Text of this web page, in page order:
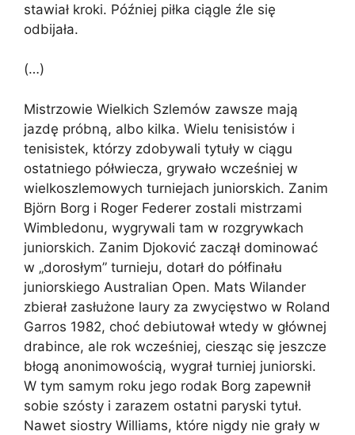
stawiał kroki. Później piłka ciągle źle się
odbijała.
(…)
Mistrzowie Wielkich Szlemów zawsze mają
jazdę próbną, albo kilka. Wielu tenisistów i
tenisistek, którzy zdobywali tytuły w ciągu
ostatniego półwiecza, grywało wcześniej w
wielkoszlemowych turniejach juniorskich. Zanim
Björn Borg i Roger Federer zostali mistrzami
Wimbledonu, wygrywali tam w rozgrywkach
juniorskich. Zanim Djoković zaczął dominować
w „dorosłym” turnieju, dotarł do półfinału
juniorskiego Australian Open. Mats Wilander
zbierał zasłużone laury za zwycięstwo w Roland
Garros 1982, choć debiutował wtedy w głównej
drabince, ale rok wcześniej, ciesząc się jeszcze
błogą anonimowością, wygrał turniej juniorski.
W tym samym roku jego rodak Borg zapewnił
sobie szósty i zarazem ostatni paryski tytuł.
Nawet siostry Williams, które nigdy nie grały w